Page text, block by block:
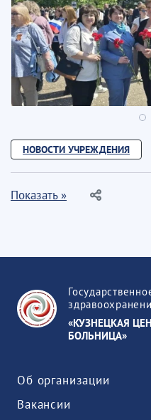
НОВОСТИ УЧРЕЖДЕНИЯ
Показать »
«КУЗНЕЦКАЯ
БОЛЬНИЦА»
Об организации
Вакансии